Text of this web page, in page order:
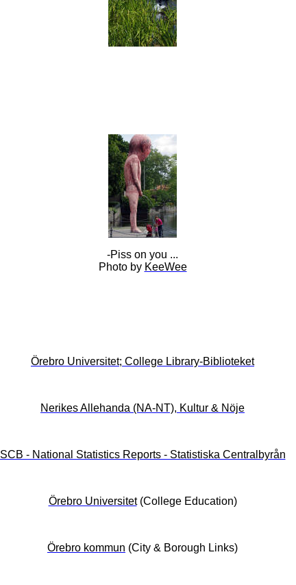
-Piss on you ...
Photo by KeeWee
Örebro Universitet; College Library-Biblioteket
Nerikes Allehanda (NA-NT), Kultur & Nöje
SCB - National Statistics Reports - Statistiska Centralbyrån
Örebro Universitet(College Education)
Örebro kommun (City & Borough Links)